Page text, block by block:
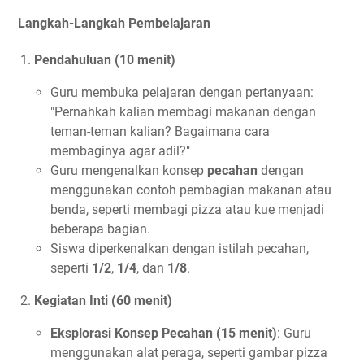
Langkah-Langkah Pembelajaran
Pendahuluan (10 menit)
Guru membuka pelajaran dengan pertanyaan:
"Pernahkah kalian membagi makanan dengan
teman-teman kalian? Bagaimana cara
membaginya agar adil?"
Guru mengenalkan konsep pecahan dengan
menggunakan contoh pembagian makanan atau
benda, seperti membagi pizza atau kue menjadi
beberapa bagian.
Siswa diperkenalkan dengan istilah pecahan,
seperti 1/2, 1/4, dan 1/8.
Kegiatan Inti (60 menit)
Eksplorasi Konsep Pecahan (15 menit): Guru
menggunakan alat peraga, seperti gambar pizza